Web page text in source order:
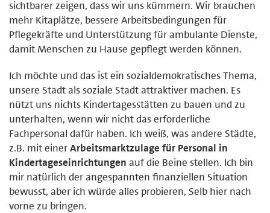
sichtbarer zeigen, dass wir uns kümmern. Wir brauchen
mehr Kitaplätze, bessere Arbeitsbedingungen für
Pflegekräfte und Unterstützung für ambulante Dienste,
damit Menschen zu Hause gepflegt werden können.
Ich möchte und das ist ein sozialdemokratisches Thema,
unsere Stadt als soziale Stadt attraktiver machen. Es
nützt uns nichts Kindertagesstätten zu bauen und zu
unterhalten, wenn wir nicht das erforderliche
Fachpersonal dafür haben. Ich weiß, was andere Städte,
z.B. mit einerArbeitsmarktzulage für Personal in
Kindertageseinrichtungen auf die Beine stellen. Ich bin
mir natürlich der angespannten finanziellen Situation
bewusst, aber ich würde alles probieren, Selb hier nach
vorne zu bringen.